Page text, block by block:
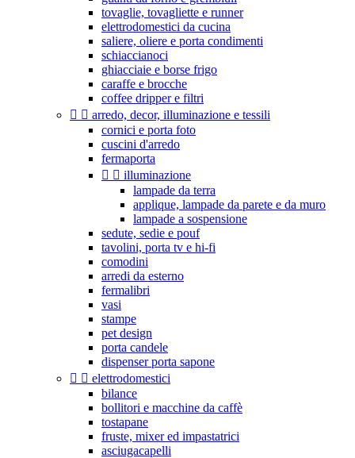
tovaglie, tovagliette e runner
elettrodomestici da cucina
saliere, oliere e porta condimenti
schiaccianoci
ghiacciaie e borse frigo
caraffe e brocche
coffee dripper e filtri
  arredo, decor, illuminazione e tessili
cornici e porta foto
cuscini d'arredo
fermaporta
  illuminazione
lampade da terra
applique, lampade da parete e da muro
lampade a sospensione
sedute, sedie e pouf
tavolini, porta tv e hi-fi
comodini
arredi da esterno
fermalibri
vasi
stampe
pet design
porta candele
dispenser porta sapone
  elettrodomestici
bilance
bollitori e macchine da caffè
tostapane
fruste, mixer ed impastatrici
asciugacapelli